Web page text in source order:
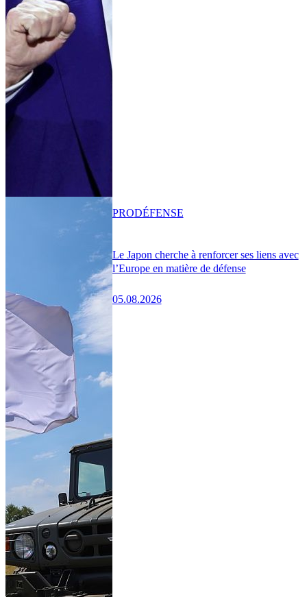
Le Japon cherche à renforcer ses liens avec
l’Europe en matière de défense
05.08.2026
PRODÉFENSE